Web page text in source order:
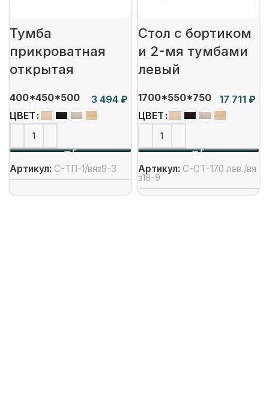
Тумба
прикроватная
открытая
400*450*500
₽
ЦВЕТ
Артикул: С-ТП-1/вяз9-3
Стол с бортиком
и 2-мя тумбами
левый
1700*550*750
₽
ЦВЕТ
Артикул: С-СТ-170 лев./вя
з18-9